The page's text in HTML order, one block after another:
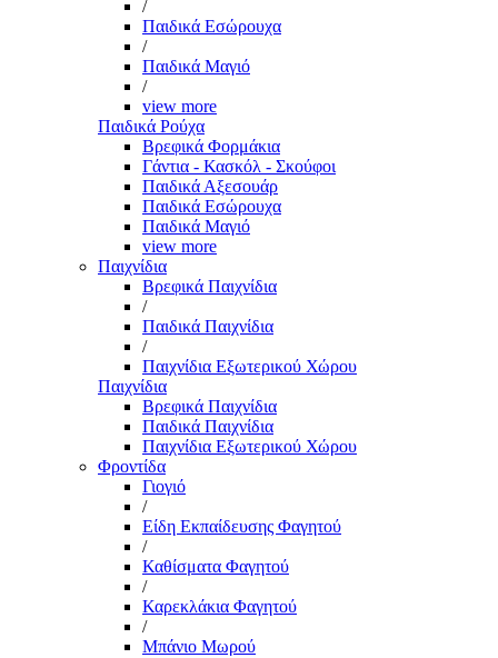
/
Παιδικά Εσώρουχα
/
Παιδικά Μαγιό
/
view more
Παιδικά Ρούχα
Βρεφικά Φορμάκια
Γάντια - Κασκόλ - Σκούφοι
Παιδικά Αξεσουάρ
Παιδικά Εσώρουχα
Παιδικά Μαγιό
view more
Παιχνίδια
Βρεφικά Παιχνίδια
/
Παιδικά Παιχνίδια
/
Παιχνίδια Εξωτερικού Χώρου
Παιχνίδια
Βρεφικά Παιχνίδια
Παιδικά Παιχνίδια
Παιχνίδια Εξωτερικού Χώρου
Φροντίδα
Γιογιό
/
Είδη Εκπαίδευσης Φαγητού
/
Καθίσματα Φαγητού
/
Καρεκλάκια Φαγητού
/
Μπάνιο Μωρού